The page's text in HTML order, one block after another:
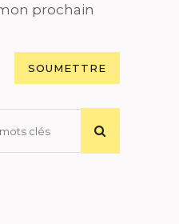
prochain